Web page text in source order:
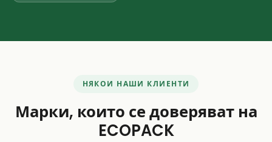
НЯКОИ НАШИ КЛИЕНТИ
Марки, които се доверяват на
ECOPACK